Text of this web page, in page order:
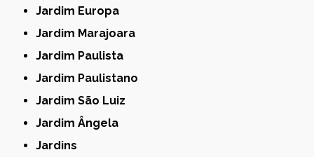
Jardim Europa
Jardim Marajoara
Jardim Paulista
Jardim Paulistano
Jardim São Luiz
Jardim Ângela
Jardins